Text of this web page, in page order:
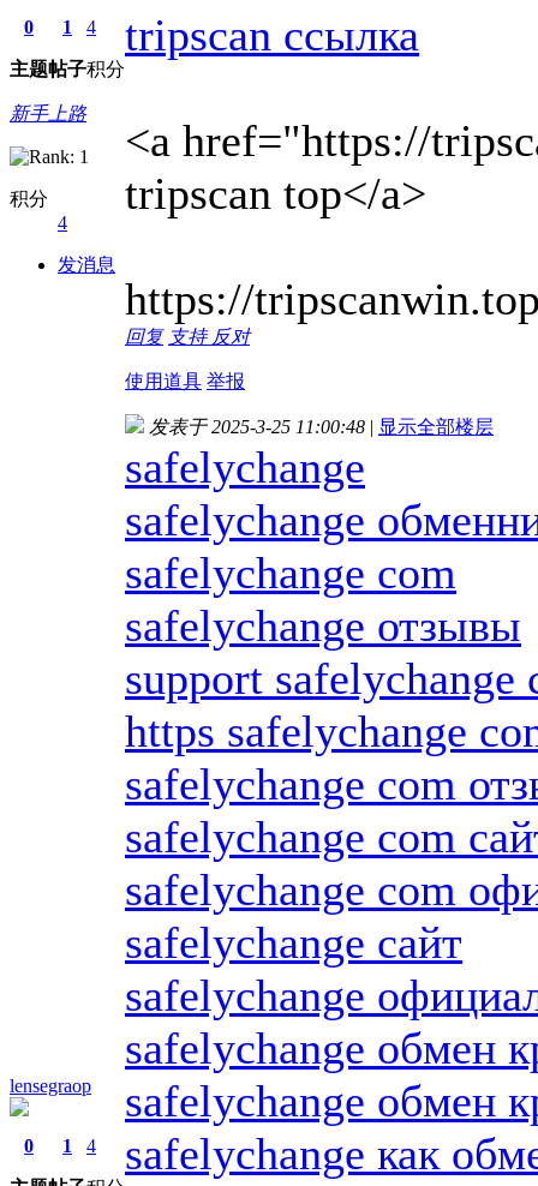
0
主题
1
帖子
4
积分
新手上路
积分
4
发消息
tripscan ссылка
<a href="https://
tripscan top</a>
https://
回复 支持 反对
使用道具 举报
lensegraop
0 1 4
发表于 2025-3-25 11:00:48 | 显示全部楼层
safelychange
safelychange
safelychange com
safelychange отзывы
support safelychange
https safelychange
safelychange com
safelychange com
safelychange com
safelychange сайт
safelychange
safelychange обмен
safelychange обмен
safelychange как